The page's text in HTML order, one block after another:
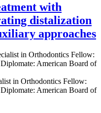
with
distalization
approaches
in Orthodontics Fellow:
American Board of